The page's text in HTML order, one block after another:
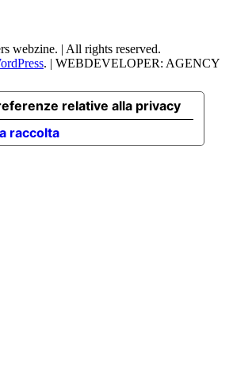
webzine. | All rights reserved.
. | WEBDEVELOPER: AGENCY
raccolta
relative alla privacy